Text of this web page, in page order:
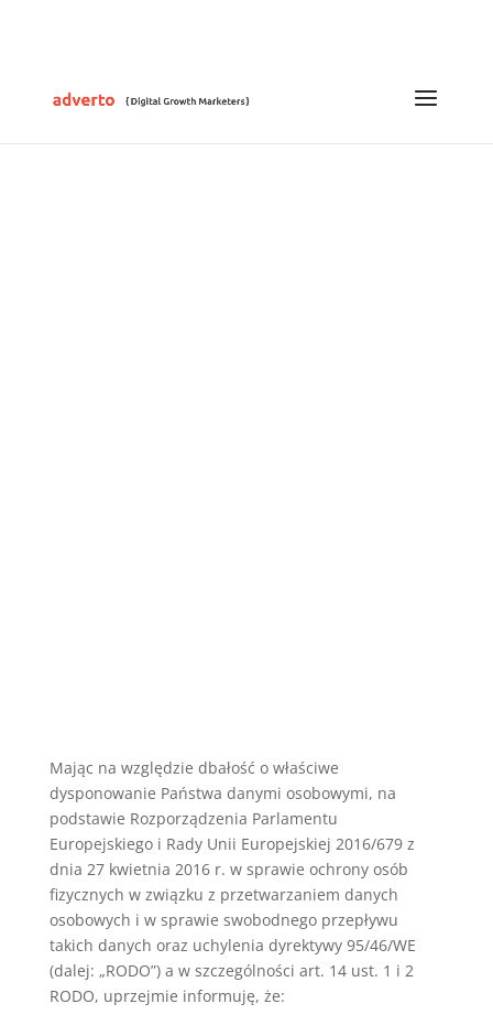
Mając na względzie dbałość o właściwe
dysponowanie Państwa danymi osobowymi, na
podstawie Rozporządzenia Parlamentu
Europejskiego i Rady Unii Europejskiej 2016/679 z
dnia 27 kwietnia 2016 r. w sprawie ochrony osób
fizycznych w związku z przetwarzaniem danych
osobowych i w sprawie swobodnego przepływu
takich danych oraz uchylenia dyrektywy 95/46/WE
(dalej: „RODO”) a w szczególności art. 14 ust. 1 i 2
RODO, uprzejmie informuję, że: